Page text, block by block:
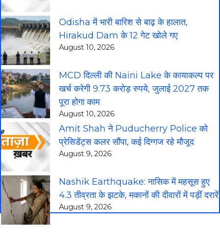
Odisha में भारी बारिश से बाढ़ के हालात,
Hirakud Dam के 12 गेट खोले गए
August 10, 2026
MCD दिल्ली की Naini Lake के कायाकल्प पर
खर्च करेगी 9.73 करोड़ रुपये, जुलाई 2027 तक
पूरा होगा काम
August 10, 2026
Amit Shah ने Puducherry Police को
प्रेसिडेंट्स कलर सौंपा, कई दिग्गज रहे मौजूद
August 9, 2026
Nashik Earthquake: नासिक में महसूस हुए
4.3 तीव्रता के झटके, मकानों की दीवारों में पड़ीं दरारें
August 9, 2026